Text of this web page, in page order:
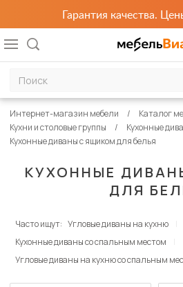
Гарантия качества.
КУХОННЫЕ
ДЛЯ
Интернет-магазин мебели
Каталог
Кухни и столовые группы
Кухонные
Кухонные диваны с ящиком для белья
Часто ищут: Угловые диваны на кухню
Кухонные диваны со спальным местом
Угловые диваны на кухню со спальным